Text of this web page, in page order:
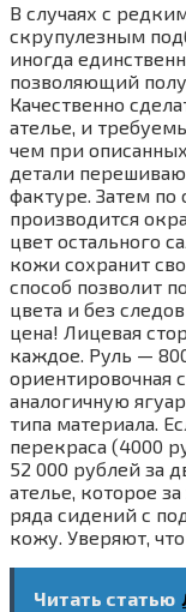
В случаях с
скрупулезным
иногда
позволяющий
Качественно
ателье, и
чем при
детали
фактуре. Затем по
производится
цвет остального
кожи сохранит
способ позволит
цвета и без
цена! Лицевая
каждое. Руль —
ориентировочная
аналогичную
типа материала.
перекраса (4000
52 000 рублей за
ателье, которое
ряда сидений с
кожу. Уверяют,
Читать статью